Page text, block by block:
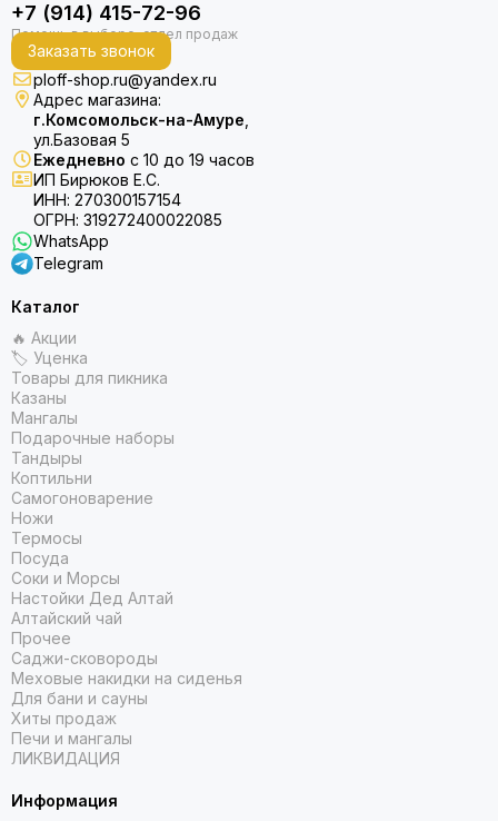
+7 (914) 415-72-96
Заказать звонок
ploff-shop.ru@yandex.ru
Адрес магазина:
г.Комсомольск-на-Амуре
ул.Базовая 5
Ежедневно с 10 до 19 часов
ИП Бирюков Е.С.
ИНН: 270300157154
ОГРН: 319272400022085
WhatsApp
Telegram
Каталог
🔥 Акции
🏷 Уценка
Товары для пикника
Казаны
Мангалы
Подарочные наборы
Тандыры
Коптильни
Самогоноварение
Ножи
Термосы
Посуда
Соки и Морсы
Настойки Дед Алтай
Алтайский чай
Прочее
Саджи-сковороды
Меховые накидки на сиденья
Для бани и сауны
Хиты продаж
Печи и мангалы
ЛИКВИДАЦИЯ
Информация